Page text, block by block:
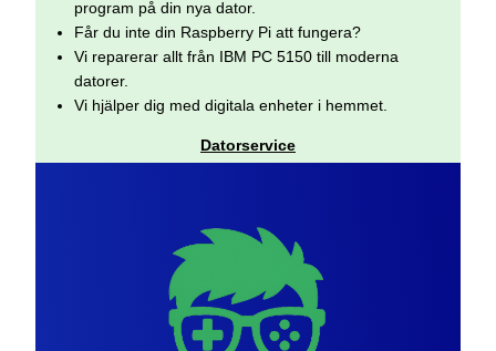
program på din nya dator.
Får du inte din Raspberry Pi att fungera?
Vi reparerar allt från IBM PC 5150 till moderna
datorer.
Vi hjälper dig med digitala enheter i hemmet.
Datorservice